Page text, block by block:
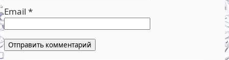
Email *